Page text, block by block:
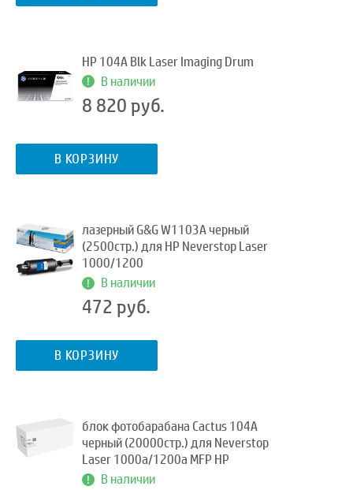
HP 104A Blk Laser Imaging Drum
В наличии
8 820 руб.
В КОРЗИНУ
лазерный G&G W1103A черный
(2500стр.) для HP Neverstop Laser
1000/1200
В наличии
472 руб.
В КОРЗИНУ
блок фотобарабана Cactus 104A
черный (20000стр.) для Neverstop
Laser 1000a/1200a MFP HP
В наличии